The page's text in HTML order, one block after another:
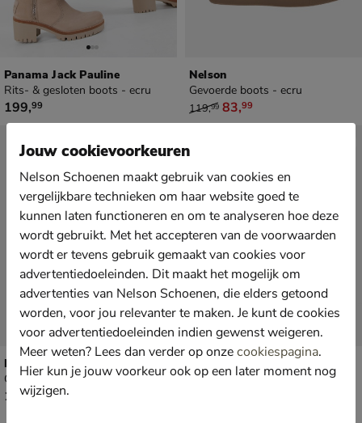
Panama Jack Pauline
Rits- & gesloten boots - ecru
€ 199,99
199,99
Nelson
Gevoerde boots - ecru
van € 119,99 voor € 83,99
119,99 83,99
Nelson
Gevoerde boots - ecru
€ 129,99
129,99
Nelson
Rits- & gesloten boots - ecru
Jouw cookievoorkeuren
Nelson Schoenen maakt gebruik van cookies en
vergelijkbare technieken om haar website goed te
kunnen laten functioneren en om te analyseren hoe deze
wordt gebruikt. Met het accepteren van de voorwaarden
wordt er tevens gebruik gemaakt van cookies voor
advertentiedoeleinden. Dit maakt het mogelijk om
advertenties van Nelson Schoenen, die elders getoond
worden, voor jou relevanter te maken. Je kunt de cookies
voor advertentiedoeleinden indien gewenst weigeren.
Meer weten? Lees dan verder op onzecookiespagina.
Hier kun je jouw voorkeur ook op een later moment nog
wijzigen.